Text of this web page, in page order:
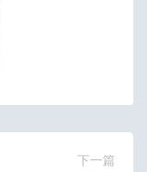
下一篇